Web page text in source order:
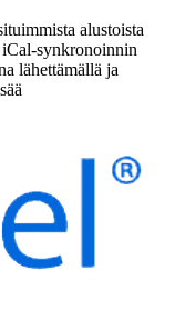
alustoista
synkronoinnin
lähettämällä ja